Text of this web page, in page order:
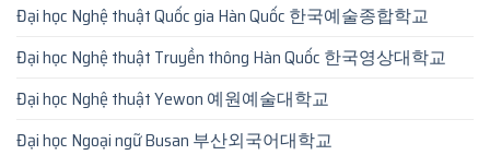
Đại học Nghệ thuật Quốc gia Hàn Quốc 한국예술종합학교
Đại học Nghệ thuật Truyền thông Hàn Quốc 한국영상대학교
Đại học Nghệ thuật Yewon 예원예술대학교
Đại học Ngoại ngữ Busan 부산외국어대학교